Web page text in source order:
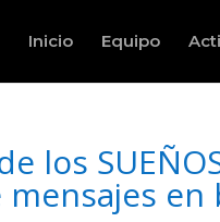
Inicio Equipo
los
en